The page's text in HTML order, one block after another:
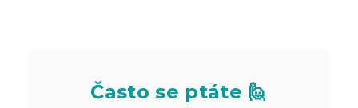
Často se ptáte 🙋